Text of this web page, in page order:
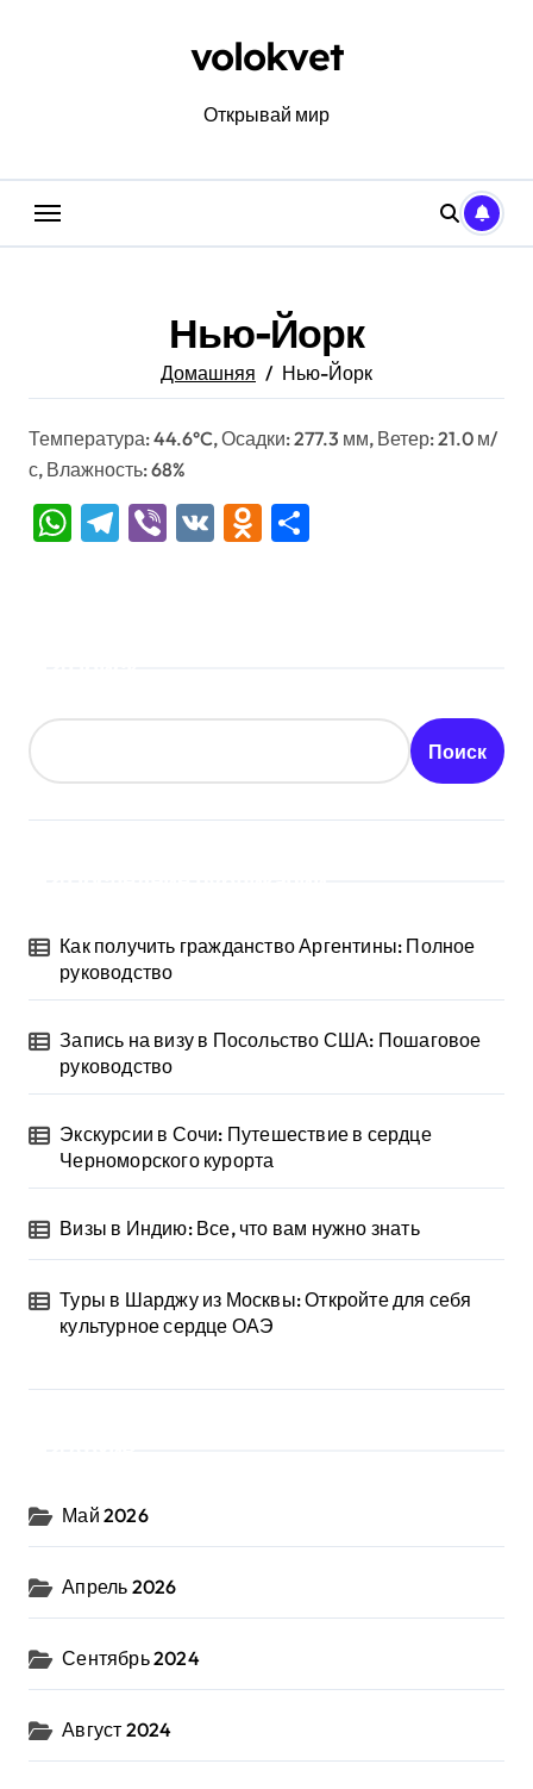
volokvet
Открывай мир
Нью-Йорк
Домашняя Нью-Йорк
Температура: 44.6°C, Осадки: 277.3 мм, Ветер: 21.0 м/
с, Влажность: 68%
WhatsApp
Telegram
Viber
VK Odnoklassniki
Поиск
Как получить гражданство Аргентины: Полное
руководство
Запись на визу в Посольство США: Пошаговое
руководство
Экскурсии в Сочи: Путешествие в сердце
Черноморского курорта
Визы в Индию: Все, что вам нужно знать
Туры в Шарджу из Москвы: Откройте для себя
культурное сердце ОАЭ
Май 2026
Апрель 2026
Сентябрь 2024
Август 2024